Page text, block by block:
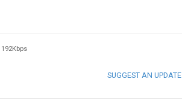
192Kbps
SUGGEST AN UPDATE